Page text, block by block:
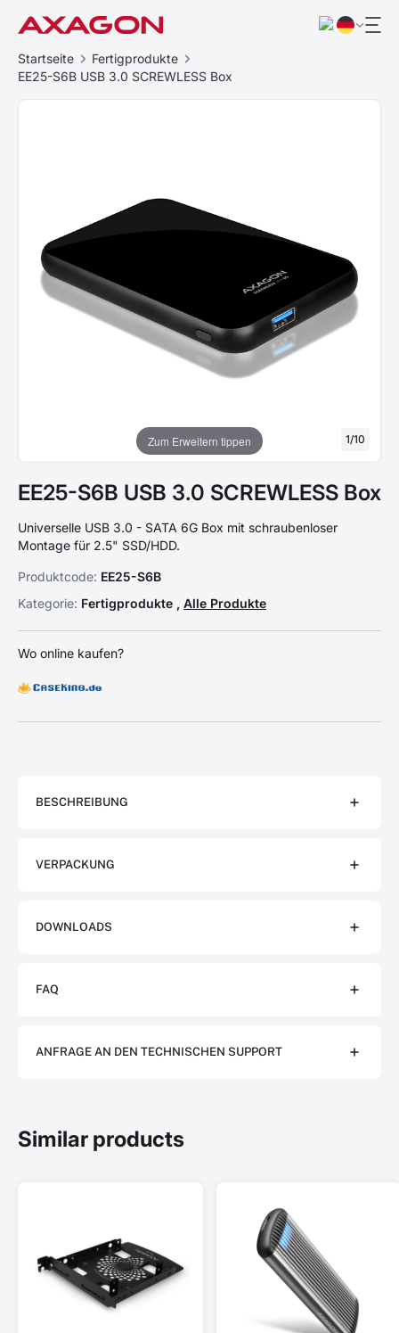
Startseite
Fertigprodukte
EE25-S6B USB 3.0 SCREWLESS Box
Zum Erweitern tippen 1/10
EE25-S6B USB 3.0 SCREWLESS Box
Universelle USB 3.0 - SATA 6G Box mit schraubenloser
Montage für 2.5" SSD/HDD.
Produktcode: EE25-S6B
Kategorie: Fertigprodukte , Alle Produkte
Wo online kaufen?
BESCHREIBUNG
VERPACKUNG
DOWNLOADS
FAQ
ANFRAGE AN DEN TECHNISCHEN SUPPORT
Similar products